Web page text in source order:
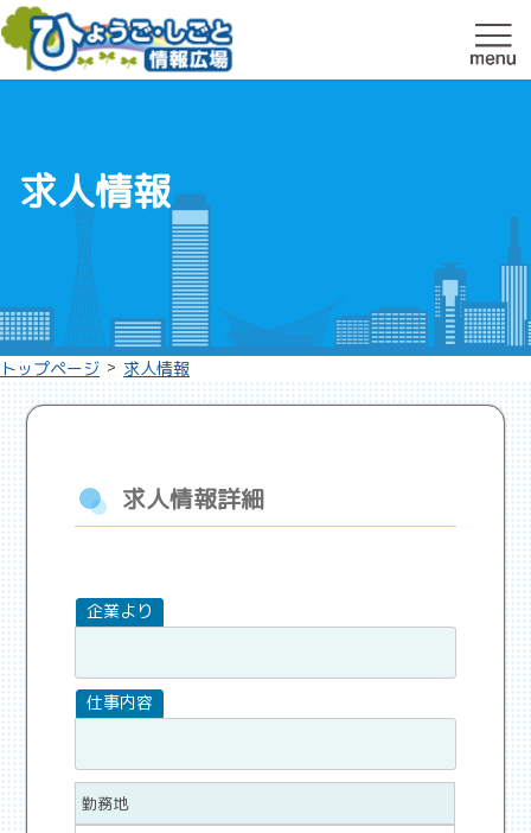
求人情報
トップページ > 求人情報
求人情報詳細
勤務地